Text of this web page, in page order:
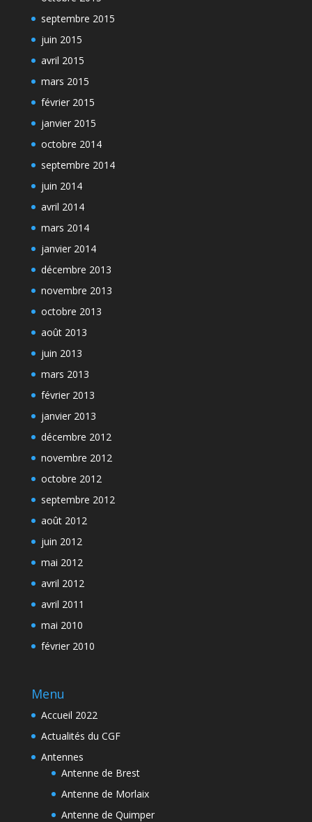
septembre 2015
juin 2015
avril 2015
mars 2015
février 2015
janvier 2015
octobre 2014
septembre 2014
juin 2014
avril 2014
mars 2014
janvier 2014
décembre 2013
novembre 2013
octobre 2013
août 2013
juin 2013
mars 2013
février 2013
janvier 2013
décembre 2012
novembre 2012
octobre 2012
septembre 2012
août 2012
juin 2012
mai 2012
avril 2012
avril 2011
mai 2010
février 2010
Menu
Accueil 2022
Actualités du CGF
Antennes
Antenne de Brest
Antenne de Morlaix
Antenne de Quimper